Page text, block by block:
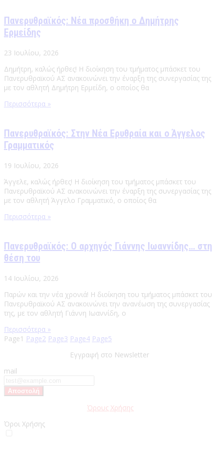
Πανερυθραϊκός: Νέα προσθήκη ο Δημήτρης
Ερμείδης
23 Ιουλίου, 2026
Δημήτρη, καλώς ήρθες! Η διοίκηση του τμήματος μπάσκετ του
Πανερυθραϊκού ΑΣ ανακοινώνει την έναρξη της συνεργασίας της
με τον αθλητή Δημήτρη Ερμείδη, ο οποίος θα
Περισσότερα »
Πανερυθραϊκός: Στην Νέα Ερυθραία και ο Άγγελος
Γραμματικός
19 Ιουλίου, 2026
Άγγελε, καλώς ήρθες! Η διοίκηση του τμήματος μπάσκετ του
Πανερυθραϊκού ΑΣ ανακοινώνει την έναρξη της συνεργασίας της
με τον αθλητή Άγγελο Γραμματικό, ο οποίος θα
Περισσότερα »
Πανερυθραϊκός: Ο αρχηγός Γιάννης Ιωαννίδης… στη
θέση του
14 Ιουλίου, 2026
Παρών και την νέα χρονιά! Η διοίκηση του τμήματος μπάσκετ του
Πανερυθραϊκού ΑΣ ανακοινώνει την ανανέωση της συνεργασίας
της, με τον αθλητή Γιάννη Ιωαννίδη, ο
Περισσότερα »
Page1 Page2 Page3 Page4 Page5
Εγγραφή στο Newsletter
mail
Όρους Χρήσης
Όροι Χρήσης